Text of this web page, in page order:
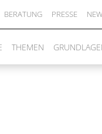
BERATUNG PRESSE
THEMEN